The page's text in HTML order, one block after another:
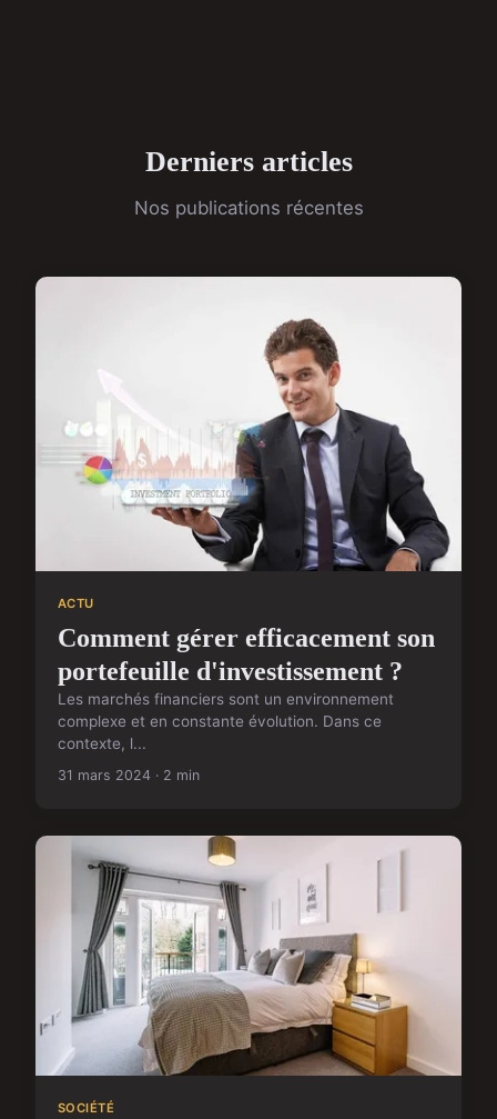
Derniers articles
Nos publications récentes
ACTU
Comment gérer efficacement son
portefeuille d'investissement ?
Les marchés financiers sont un environnement
complexe et en constante évolution. Dans ce
contexte, l...
31 mars 2024 · 2 min
SOCIÉTÉ